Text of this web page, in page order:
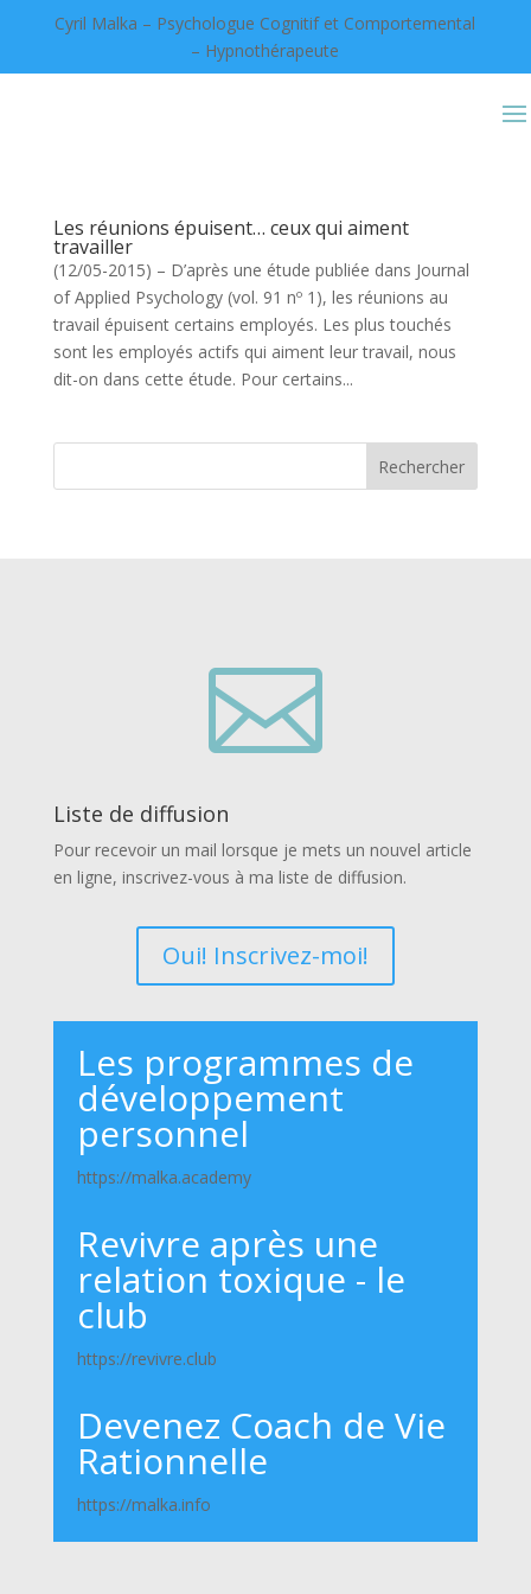
Cyril Malka – Psychologue Cognitif et Comportemental
– Hypnothérapeute
Les réunions épuisent… ceux qui aiment
travailler
(12/05-2015) – D’après une étude publiée dans Journal
of Applied Psychology (vol. 91 nº 1), les réunions au
travail épuisent certains employés. Les plus touchés
sont les employés actifs qui aiment leur travail, nous
dit-on dans cette étude. Pour certains...
Rechercher

Liste de diffusion
Pour recevoir un mail lorsque je mets un nouvel article
en ligne, inscrivez-vous à ma liste de diffusion.
Oui! Inscrivez-moi!
Les programmes de
développement
personnel
https://malka.academy
Revivre après une
relation toxique - le
club
https://revivre.club
Devenez Coach de Vie
Rationnelle
https://malka.info